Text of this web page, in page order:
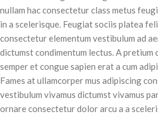
nullam hac consectetur class metus
in a scelerisque. Feugiat sociis platea
consectetur elementum vestibulum ad
dictumst condimentum lectus. A pretium
semper et congue sapien erat a cum
Fames at ullamcorper mus adipiscing
vestibulum vivamus dictumst vivamus
ornare consectetur dolor arcu a a